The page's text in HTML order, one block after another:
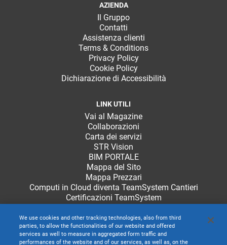
AZIENDA
Il Gruppo
Contatti
Assistenza clienti
Terms & Conditions
Privacy Policy
Cookie Policy
Dichiarazione di Accessibilità
LINK UTILI
Vai al Magazine
Collaborazioni
Carta dei servizi
STR Vision
BIM PORTALE
Mappa del Sito
Mappa Prezzari
Computi in Cloud diventa TeamSystem Cantieri
Certificazioni TeamSystem
We use cookies and other tracking technologies, also from third
parties, to allow the functionalities of our website and offered
services as well to measure in aggregated form traffic and
performances of the website and of our services, as well as, on the